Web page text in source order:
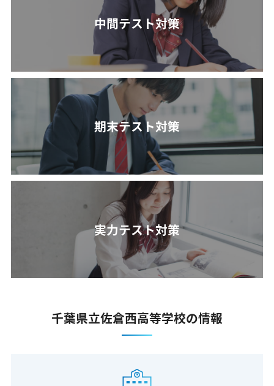
中間テスト対策
期末テスト対策
実力テスト対策
千葉県立佐倉西高等学校の情報